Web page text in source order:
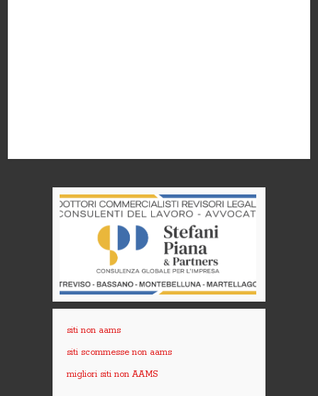
siti non aams
siti scommesse non aams
migliori siti non AAMS